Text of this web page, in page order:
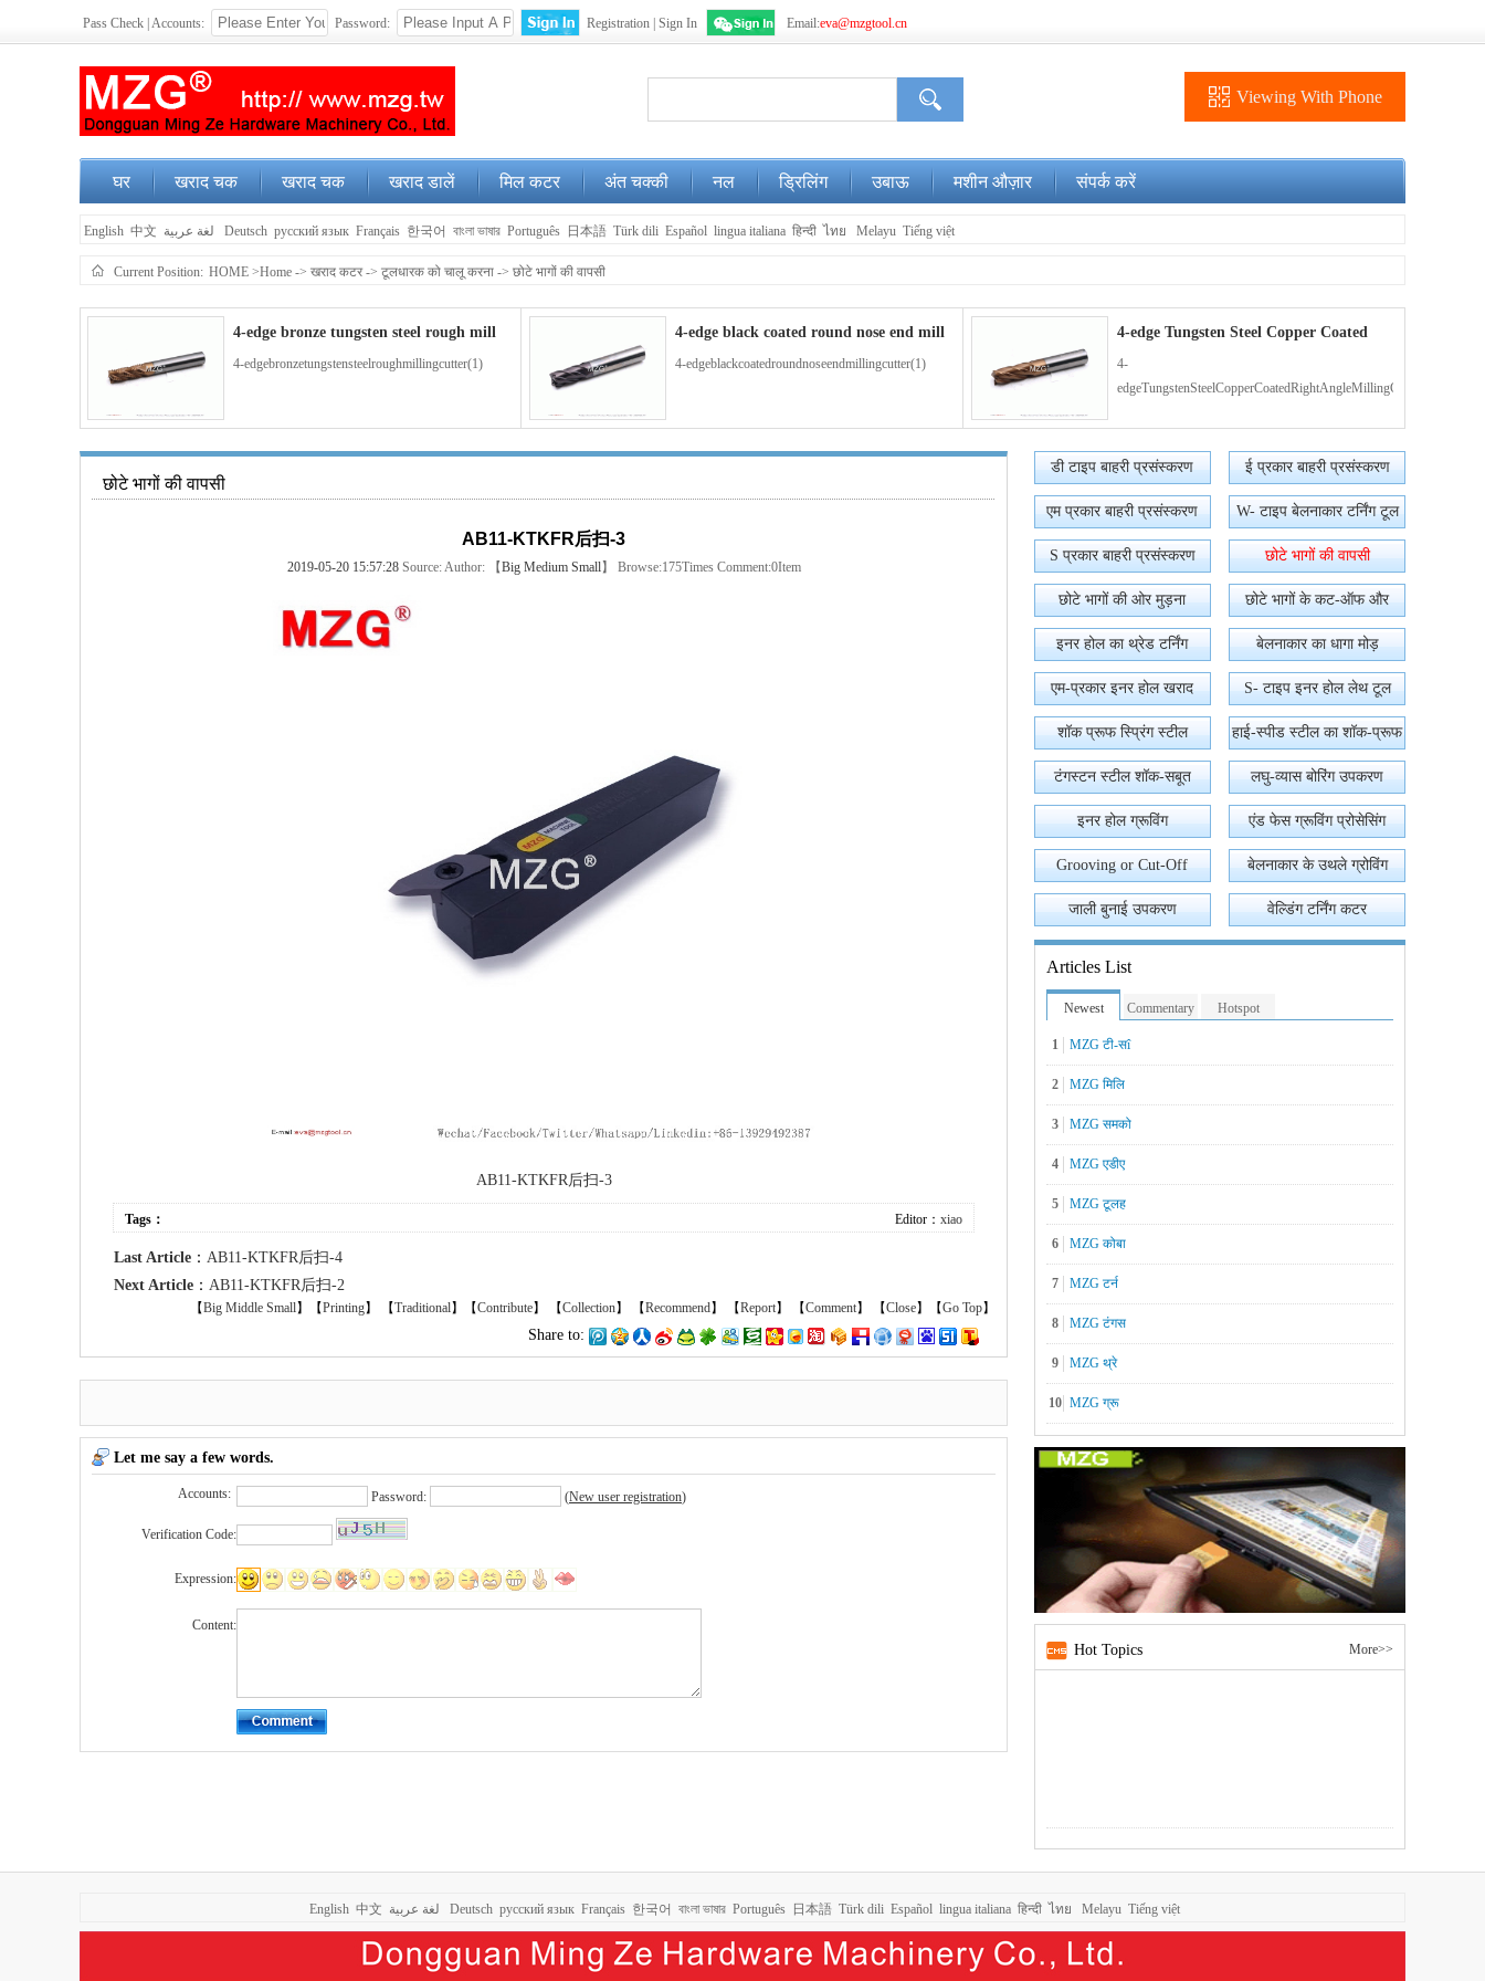
Pass Check | Accounts: Password: Registration Sign In
Email:eva@mzgtool.cn
Viewing With Phone
घर खराद चक खराद चक खराद डालें मिल कटर अंत चक्की नल ड्रिलिंग उबाऊ मशीन औज़ार संपर्क करें
English 中文 Deutsch русский язык Français 한국어 বাংলা ভাষার Português 日本語 Türk dili Español lingua italiana हिन्दी ไทย Melayu Tiếng việt
Current Position: HOME >Home -> खराद कटर-> टूलधारक को चालू करना -> छोटे भागों की वापसी
4-edge bronze tungsten steel rough mill
4-edgebronzetungstensteelroughmillingcutter(1)
4-edge black coated round nose end mill
4-edgeblackcoatedroundnoseendmillingcutter(1)
4-edge Tungsten Steel Copper Coated
Rig
4-
edgeTungstenSteelCopperCoatedRightAngleMillingCutter(1)
4-edge blue coated tungsten steel end m
छोटे भागों की वापसी
AB11-KTKFR后扫-3
2019-05-20 15:57:28Source:Author: 【Big Medium Small】 Browse:175Times Comment:0Item
AB11-KTKFR后扫-3
Tags： Editor： xiao
Last Article ：AB11-KTKFR后扫-4
Next Article ：AB11-KTKFR后扫-2
【Big Middle Small】【Printing】 【Traditional】【Contribute】 【Collection】 【Recommend】 【Report】 【Comment】 【Close】【Go Top】
Share to:
Let me say a few words.
Accounts: Password: (New user registration)
Verification Code:
Expression:
Content:
डी टाइप बाहरी प्रसंस्करण ई प्रकार बाहरी प्रसंस्करण
एम प्रकार बाहरी प्रसंस्करण W- टाइप बेलनाकार टर्निंग टूल
S प्रकार बाहरी प्रसंस्करण छोटे भागों की वापसी
छोटे भागों की ओर मुड़ना
छोटे भागों के कट-ऑफ और
ग्रूविंग
इनर होल का थ्रेड टर्निंग
बेलनाकार का धागा मोड़
एम-प्रकार इनर होल खराद
उपकरण
S- टाइप इनर होल लेथ टूल
शॉक प्रूफ स्प्रिंग स्टील हाई-स्पीड स्टील का शॉक-प्रूफ
टंगस्टन स्टील शॉक-सबूत लघु-व्यास बोरिंग उपकरण
इनर होल ग्रूविंग एंड फेस ग्रूविंग प्रोसेसिंग
Grooving or Cut-Off
Processing
बेलनाकार के उथले ग्रोविंग
जाली बुनाई उपकरण वेल्डिंग टर्निंग कटर
Articles List
Newest Commentary Hotspot
1 MZG टी-सî
2 MZG मिलि
3 MZG समको
4 MZG एडीए
5 MZG टूलह
6 MZG कोबा
7 MZG टर्न
8 MZG टंगस
9 MZG थ्रे
10 MZG ग्रू
Hot Topics More>>
English 中文 Deutsch русский язык Français 한국어 বাংলা ভাষার Português 日本語 Türk dili Español lingua italiana हिन्दी ไทย Melayu Tiếng việt